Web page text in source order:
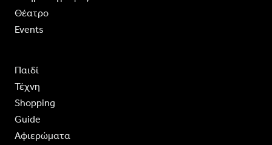
Θέατρο
Events
Παιδί
Τέχνη
Shopping
Guide
Aφιερώματα